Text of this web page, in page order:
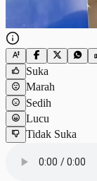
Suka
Marah
Sedih
Lucu
Tidak Suka